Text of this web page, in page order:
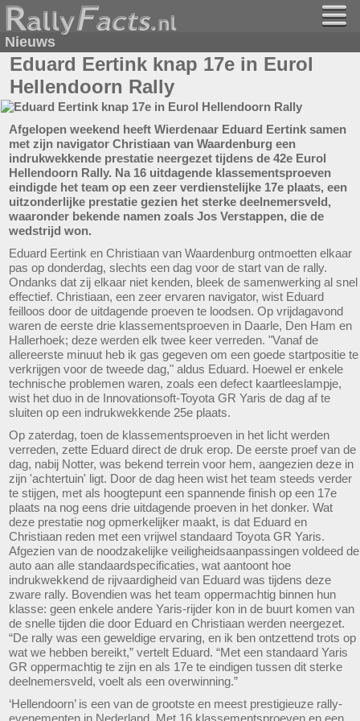
Nieuws
Eduard Eertink knap 17e in Eurol
Hellendoorn Rally
Afgelopen weekend heeft Wierdenaar Eduard Eertink samen
met zijn navigator Christiaan van Waardenburg een
indrukwekkende prestatie neergezet tijdens de 42e Eurol
Hellendoorn Rally. Na 16 uitdagende klassementsproeven
eindigde het team op een zeer verdienstelijke 17e plaats, een
uitzonderlijke prestatie gezien het sterke deelnemersveld,
waaronder bekende namen zoals Jos Verstappen, die de
wedstrijd won.
Eduard Eertink en Christiaan van Waardenburg ontmoetten elkaar
pas op donderdag, slechts een dag voor de start van de rally.
Ondanks dat zij elkaar niet kenden, bleek de samenwerking al snel
effectief. Christiaan, een zeer ervaren navigator, wist Eduard
feilloos door de uitdagende proeven te loodsen. Op vrijdagavond
waren de eerste drie klassementsproeven in Daarle, Den Ham en
Hallerhoek; deze werden elk twee keer verreden. "Vanaf de
allereerste minuut heb ik gas gegeven om een goede startpositie te
verkrijgen voor de tweede dag," aldus Eduard. Hoewel er enkele
technische problemen waren, zoals een defect kaartleeslampje,
wist het duo in de Innovationsoft-Toyota GR Yaris de dag af te
sluiten op een indrukwekkende 25e plaats.
Op zaterdag, toen de klassementsproeven in het licht werden
verreden, zette Eduard direct de druk erop. De eerste proef van de
dag, nabij Notter, was bekend terrein voor hem, aangezien deze in
zijn 'achtertuin' ligt. Door de dag heen wist het team steeds verder
te stijgen, met als hoogtepunt een spannende finish op een 17e
plaats na nog eens drie uitdagende proeven in het donker. Wat
deze prestatie nog opmerkelijker maakt, is dat Eduard en
Christiaan reden met een vrijwel standaard Toyota GR Yaris.
Afgezien van de noodzakelijke veiligheidsaanpassingen voldeed de
auto aan alle standaardspecificaties, wat aantoont hoe
indrukwekkend de rijvaardigheid van Eduard was tijdens deze
zware rally. Bovendien was het team oppermachtig binnen hun
klasse: geen enkele andere Yaris-rijder kon in de buurt komen van
de snelle tijden die door Eduard en Christiaan werden neergezet.
“De rally was een geweldige ervaring, en ik ben ontzettend trots op
wat we hebben bereikt,” vertelt Eduard. “Met een standaard Yaris
GR oppermachtig te zijn en als 17e te eindigen tussen dit sterke
deelnemersveld, voelt als een overwinning.”
‘Hellendoorn’ is een van de grootste en meest prestigieuze rally-
evenementen in Nederland. Met 16 klassementsproeven en een